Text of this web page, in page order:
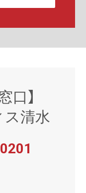
口】
ス清水